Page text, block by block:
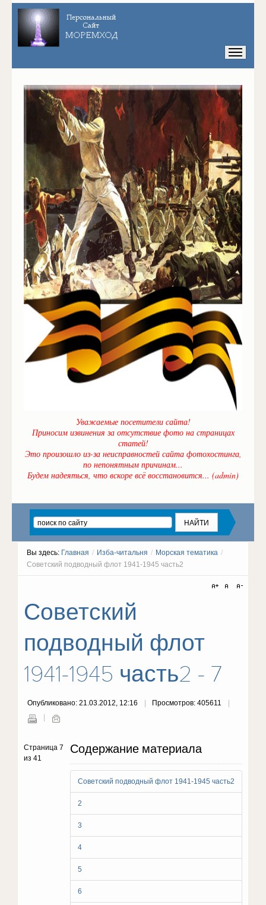
Уважаемые посетители сайта!
Приносим извинения за отсутствие фото на страницах
статей!
Это произошло из-за неисправностей сайта фотохостинга,
по непонятным причинам...
Будем надеяться, что вскоре всё восстановится... (admin)
Вы здесь: Главная / Изба-читальня / Морская тематика /
Советский подводный флот 1941-1945 часть2
Советский
подводный флот
1941-1945 часть2 - 7
Опубликовано: 21.03.2012, 12:16 Просмотров: 405611
Содержание материала
Советский подводный флот 1941-1945 часть2
2
3
4
5
6
Страница 7
из 41